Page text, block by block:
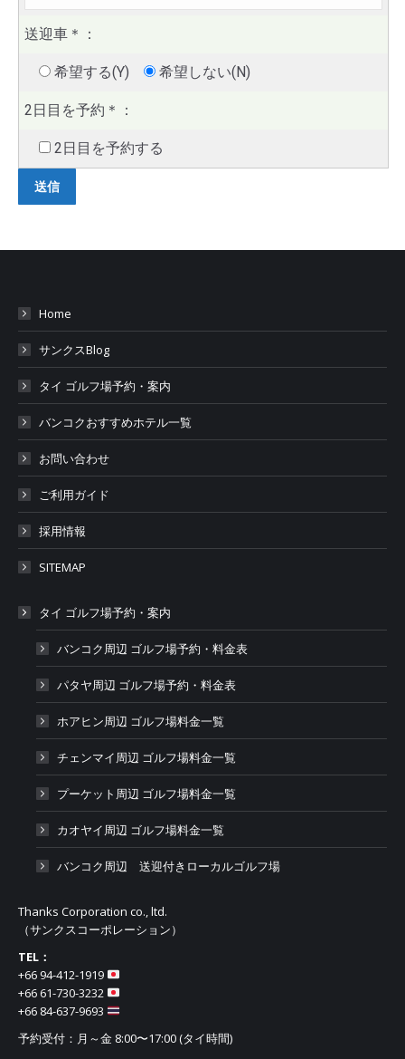
送迎車 ＊ ：
希望する(Y) 希望しない(N)
2日目を予約 ＊ ：
2日目を予約する
Home
サンクスBlog
タイ ゴルフ場予約・案内
バンコクおすすめホテル一覧
お問い合わせ
ご利用ガイド
採用情報
SITEMAP
タイ ゴルフ場予約・案内
バンコク周辺 ゴルフ場予約・料金表
パタヤ周辺 ゴルフ場予約・料金表
ホアヒン周辺 ゴルフ場料金一覧
チェンマイ周辺 ゴルフ場料金一覧
プーケット周辺 ゴルフ場料金一覧
カオヤイ周辺 ゴルフ場料金一覧
バンコク周辺 送迎付きローカルゴルフ場
Thanks Corporation co., ltd.
（サンクスコーポレーション）
TEL：
+66 94-412-1919​
+66 61-730-3232
+66 84-637-9693
予約受付：月～金 8:00〜17:00 (タイ時間)